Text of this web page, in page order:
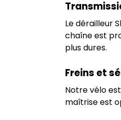
Le dérailleur
chaîne est
plus dures.
Freins et
Notre vélo
maîtrise est